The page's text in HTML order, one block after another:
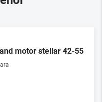
motor stellar 42-55